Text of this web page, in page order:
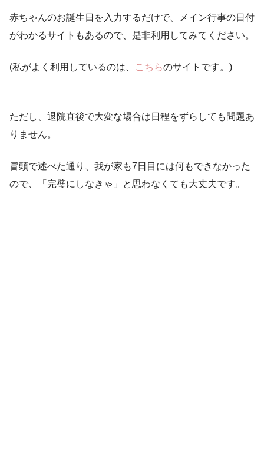
赤ちゃんのお誕生日を入力するだけで、メイン行事の日付
がわかるサイトもあるので、是非利用してみてください。
(私がよく利用しているのは、 こちらのサイトです。)
ただし、退院直後で大変な場合は日程をずらしても問題あ
りません。
冒頭で述べた通り、我が家も7日目には何もできなかった
ので、「完璧にしなきゃ」と思わなくても大丈夫です。